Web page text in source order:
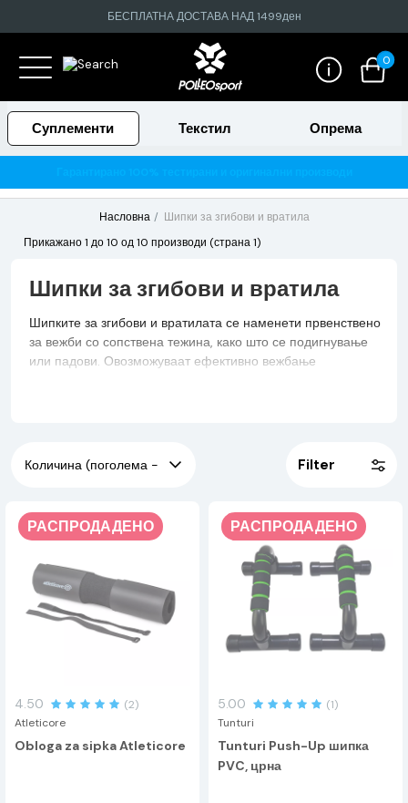
БЕСПЛАТНА ДОСТАВА НАД 1499ден
0
Суплементи Текстил Опрема
Насловна
Шипки за згибови и вратила
Прикажано 1 до 10 од 10 производи (страна 1)
Шипки за згибови и вратила
Шипките за згибови и вратилата се наменети првенствено
за вежби со сопствена тежина, како што се подигнување
или падови. Овозможуваат ефективно вежбање
едноставни и лесни за монтирање на вратата се идеални
за патување и одмор.
Filter
РАСПРОДАДЕНО
4.50
(2)
Atleticore
Obloga za sipka Atleticore
РАСПРОДАДЕНО
5.00
(1)
Tunturi
Tunturi Push-Up шипка
PVC, црна